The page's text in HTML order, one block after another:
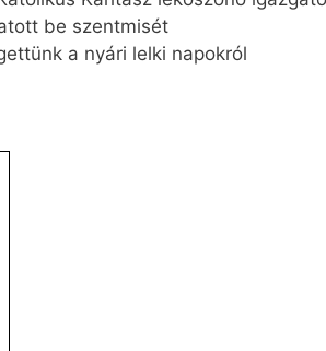
be szentmisét
a nyári lelki napokról